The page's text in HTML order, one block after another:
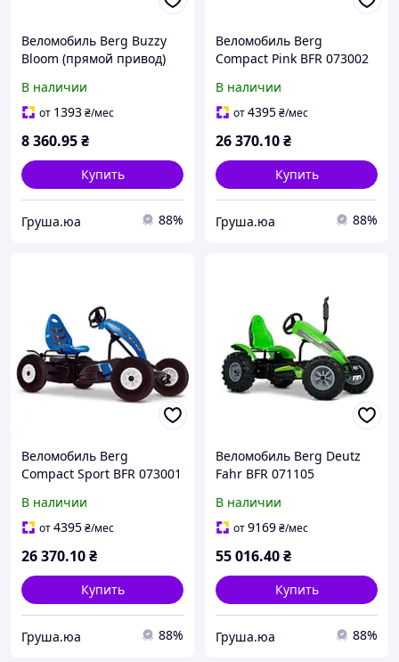
Веломобиль Berg Buzzy
Bloom (прямой привод)
В наличии
от 1393₴/мес
8 360.95₴
Купить
Груша.юа 88%
Веломобиль Berg
Compact Pink BFR 073002
В наличии
от4395₴/мес
26 370.10₴
Купить
Груша.юа 88%
Веломобиль Berg
Compact Sport BFR 073001
В наличии
от4395₴/мес
26 370.10₴
Купить
Груша.юа 88%
Веломобиль Berg Deutz
Fahr BFR 071105
В наличии
от9169₴/мес
55 016.40₴
Купить
Груша.юа 88%